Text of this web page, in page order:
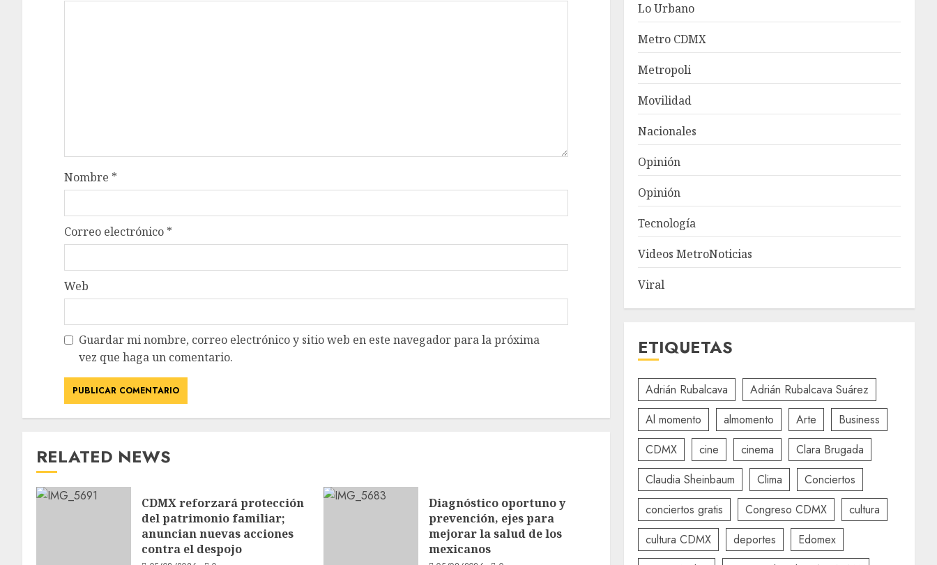
Nombre *
Correo electrónico *
Web
Guardar mi nombre, correo electrónico y sitio web en este navegador para la próxima
vez que haga un comentario.
RELATED NEWS
CDMX reforzará protección
del patrimonio familiar;
anuncian nuevas acciones
contra el despojo
Diagnóstico oportuno y
prevención, ejes para
mejorar la salud de los
mexicanos
Lo Urbano
Metro CDMX
Metropoli
Movilidad
Nacionales
Opinión
Opinión
Tecnología
Videos MetroNoticias
Viral
ETIQUETAS
Adrián Rubalcava
Adrián Rubalcava Suárez
Al momento
almomento Arte
Business
CDMX
cine cinema
Clara Brugada
Claudia Sheinbaum
Clima
Conciertos
conciertos gratis
Congreso CDMX
cultura
cultura CDMX
deportes
Edomex